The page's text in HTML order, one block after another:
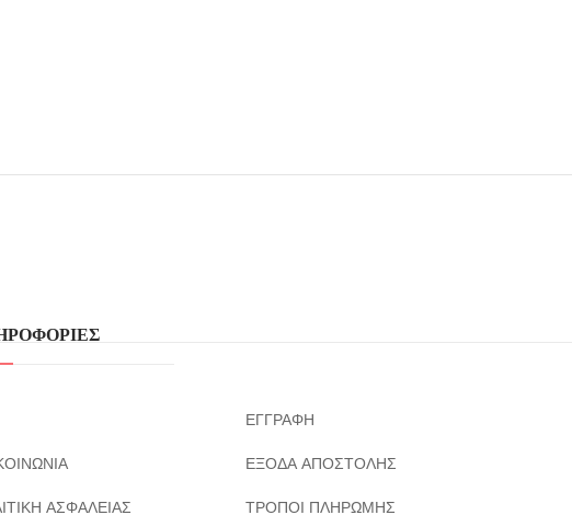
ΑΣΦΑΛΕΙΑΣ
ΕΓΓΡΑΦΗ
ΕΞΟΔΑ ΑΠΟΣΤΟΛΗΣ
ΤΡΟΠΟΙ ΠΛΗΡΩΜΗΣ